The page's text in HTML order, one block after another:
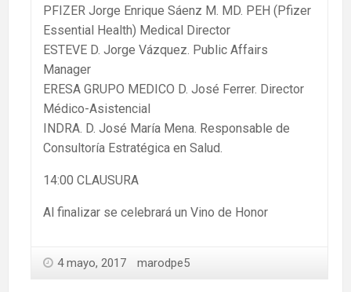
PFIZER Jorge Enrique Sáenz M. MD. PEH (Pfizer
Essential Health) Medical Director
ESTEVE D. Jorge Vázquez. Public Affairs
Manager
ERESA GRUPO MEDICO D. José Ferrer. Director
Médico-Asistencial
INDRA. D. José María Mena. Responsable de
Consultoría Estratégica en Salud.
14:00 CLAUSURA
Al finalizar se celebrará un Vino de Honor
4 mayo, 2017 marodpe5